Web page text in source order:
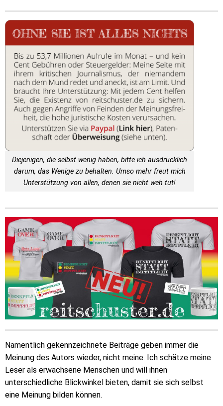
Diejenigen, die selbst wenig haben, bitte ich ausdrücklich
darum, das Wenige zu behalten. Umso mehr freut mich
Unterstützung von allen, denen sie nicht weh tut!
Namentlich gekennzeichnete Beiträge geben immer die
Meinung des Autors wieder, nicht meine. Ich schätze meine
Leser als erwachsene Menschen und will ihnen
unterschiedliche Blickwinkel bieten, damit sie sich selbst
eine Meinung bilden können.